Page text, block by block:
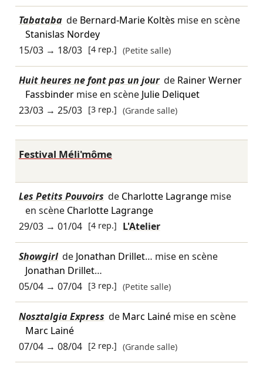
Tabataba de Bernard-Marie Koltès mise en scène
Stanislas Nordey
15/03→ 18/03 [4 rep.] (Petite salle)
Huit heures ne font pas un jour de Rainer Werner
Fassbindermise en scène Julie Deliquet
23/03→ 25/03 [3 rep.] (Grande salle)
Festival Méli'môme
Les Petits Pouvoirs de Charlotte Lagrangemise
en scène Charlotte Lagrange
29/03→ 01/04 [4 rep.] L'Atelier
Showgirl de Jonathan Drillet… mise en scène
Jonathan Drillet…
05/04→ 07/04 [3 rep.] (Petite salle)
Nosztalgia Express de Marc Lainémise en scène
Marc Lainé
07/04→ 08/04 [2 rep.] (Grande salle)